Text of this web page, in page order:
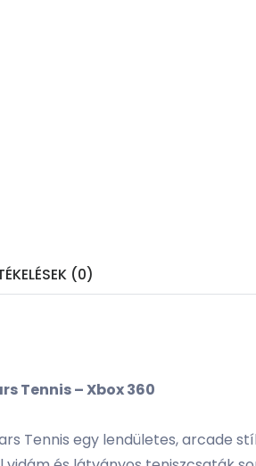
(0)
Tennis – Xbox 360
Tennis egy lendületes, arcade